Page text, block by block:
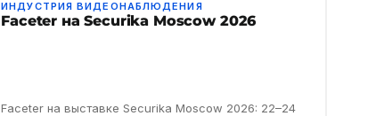
ИНДУСТРИЯ ВИДЕОНАБЛЮДЕНИЯ
Faceter на Securika Moscow 2026
Faceter на выставке Securika Moscow 2026: 22–24